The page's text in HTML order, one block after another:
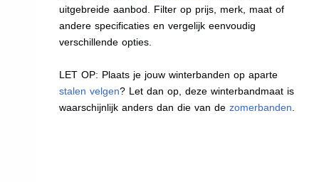
uitgebreide aanbod. Filter op prijs, merk, maat of
andere specificaties en vergelijk eenvoudig
verschillende opties.
LET OP: Plaats je jouw winterbanden op aparte
stalen velgen? Let dan op, deze winterbandmaat is
waarschijnlijk anders dan die van dezomerbanden